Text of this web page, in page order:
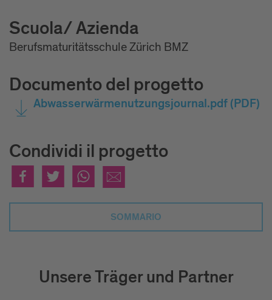
Scuola/ Azienda
Berufsmaturitätsschule Zürich BMZ
Documento del progetto
Abwasserwärmenutzungsjournal.pdf(PDF)
Condividi il progetto
SOMMARIO
Unsere Träger und Partner